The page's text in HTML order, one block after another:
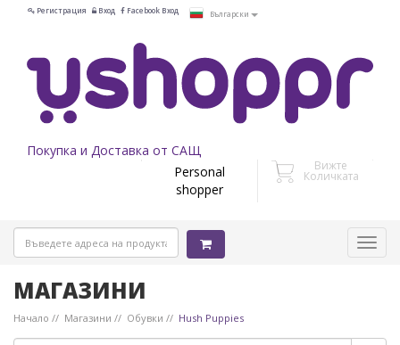
Регистрация Вход Facebook Вход Български
Покупка и Доставка от САЩ
Personal
shopper
Вижте
Количката
МАГАЗИНИ
Начало Магазини Обувки Hush Puppies